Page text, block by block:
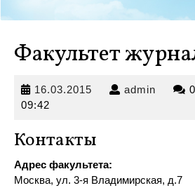
Факультет
16.03.2015 16.03.2015
admin admin
09:42
Контакты
Адрес факультета:
Москва, ул. 3-я Владимирская, д.7